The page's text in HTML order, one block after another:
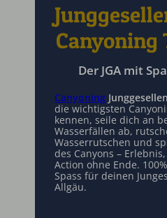
Canyoning
Der JGA mit
Canyoning
die wichtigsten
kennen, seile dich an
Wasserfällen ab,
Wasserrutschen und
des Canyons –
Action ohne Ende.
Spass für deinen
Allgäu.